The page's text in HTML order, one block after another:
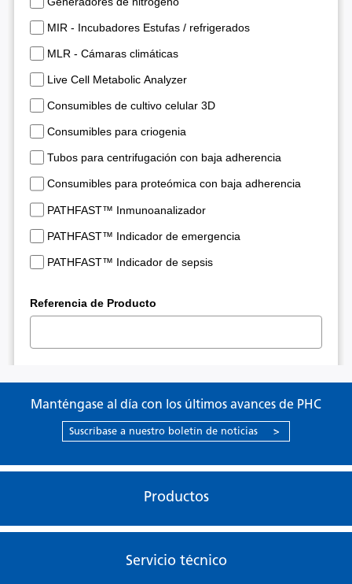
Manténgase al día con los últimos avances de PHC
Suscríbase a nuestro boletín de noticias >
Productos
Servicio técnico